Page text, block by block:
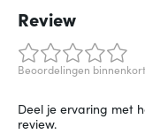
Review
Beoordelingen
Deel je ervaring met
review.